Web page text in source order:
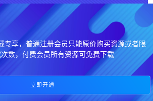
专享，普通注册会员只能原价购买资源或者限
数，付费会员所有资源可免费下载
立即开通